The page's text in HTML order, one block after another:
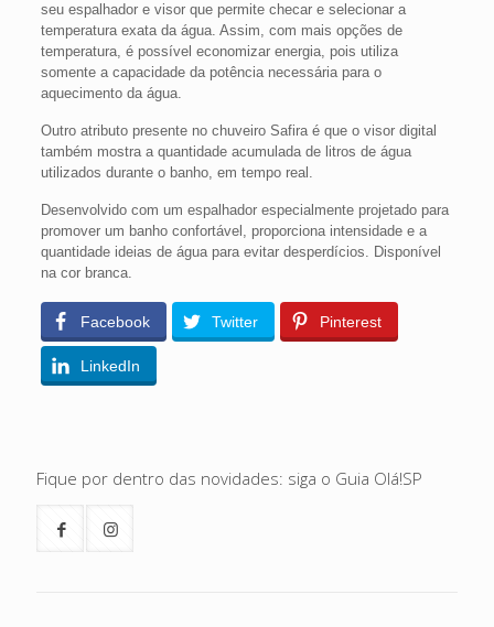
seu espalhador e visor que permite checar e selecionar a
temperatura exata da água. Assim, com mais opções de
temperatura, é possível economizar energia, pois utiliza
somente a capacidade da potência necessária para o
aquecimento da água.
Outro atributo presente no chuveiro Safira é que o visor digital
também mostra a quantidade acumulada de litros de água
utilizados durante o banho, em tempo real.
Desenvolvido com um espalhador especialmente projetado para
promover um banho confortável, proporciona intensidade e a
quantidade ideias de água para evitar desperdícios. Disponível
na cor branca.
Facebook Twitter Pinterest
LinkedIn
Fique por dentro das novidades: siga o Guia Olá!SP